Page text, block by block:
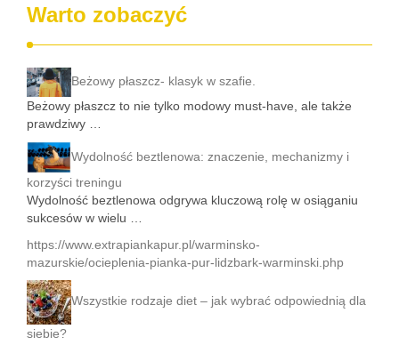
Warto zobaczyć
Beżowy płaszcz- klasyk w szafie.
Beżowy płaszcz to nie tylko modowy must-have, ale także
prawdziwy …
Wydolność beztlenowa: znaczenie, mechanizmy i
korzyści treningu
Wydolność beztlenowa odgrywa kluczową rolę w osiąganiu
sukcesów w wielu …
https://www.extrapiankapur.pl/warminsko-
mazurskie/ocieplenia-pianka-pur-lidzbark-warminski.php
Wszystkie rodzaje diet – jak wybrać odpowiednią dla
siebie?